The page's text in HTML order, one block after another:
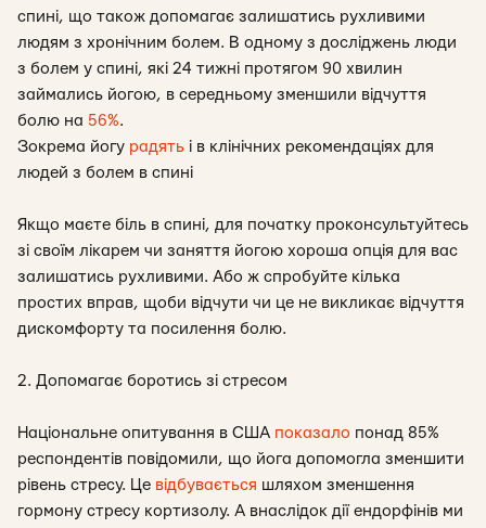
спині, що також допомагає залишатись рухливими
людям з хронічним болем. В одному з досліджень люди
з болем у спині, які 24 тижні протягом 90 хвилин
займались йогою, в середньому зменшили відчуття
болю на 56%.
Зокрема йогу радять і в клінічних рекомендаціях для
людей з болем в спині
Якщо маєте біль в спині, для початку проконсультуйтесь
зі своїм лікарем чи заняття йогою хороша опція для вас
залишатись рухливими. Або ж спробуйте кілька
простих вправ, щоби відчути чи це не викликає відчуття
дискомфорту та посилення болю.
2. Допомагає боротись зі стресом
Національне опитування в США показало понад 85%
респондентів повідомили, що йога допомогла зменшити
рівень стресу. Це відбувається шляхом зменшення
гормону стресу кортизолу. А внаслідок дії ендорфінів ми